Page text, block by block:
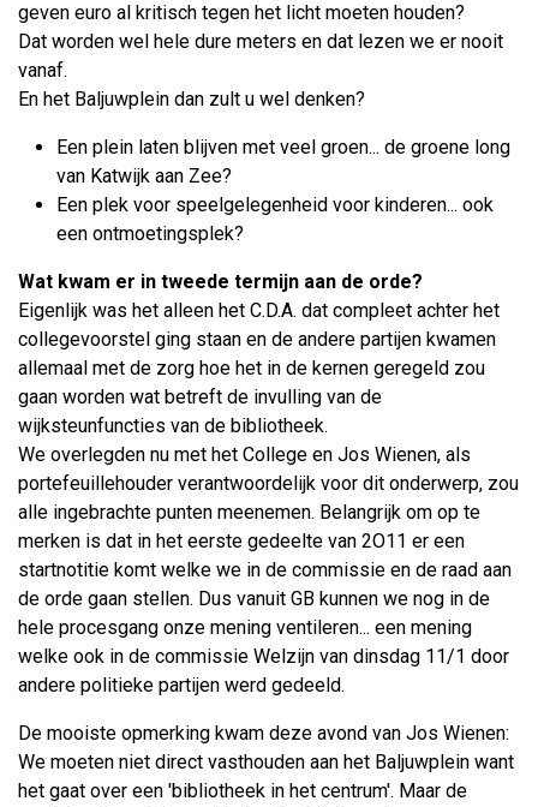
geven euro al kritisch tegen het licht moeten houden?
Dat worden wel hele dure meters en dat lezen we er nooit
vanaf.
En het Baljuwplein dan zult u wel denken?
Een plein laten blijven met veel groen... de groene long
van Katwijk aan Zee?
Een plek voor speelgelegenheid voor kinderen... ook
een ontmoetingsplek?
Wat kwam er in tweede termijn aan de orde?
Eigenlijk was het alleen het C.D.A. dat compleet achter het
collegevoorstel ging staan en de andere partijen kwamen
allemaal met de zorg hoe het in de kernen geregeld zou
gaan worden wat betreft de invulling van de
wijksteunfuncties van de bibliotheek.
We overlegden nu met het College en Jos Wienen, als
portefeuillehouder verantwoordelijk voor dit onderwerp, zou
alle ingebrachte punten meenemen. Belangrijk om op te
merken is dat in het eerste gedeelte van 2O11 er een
startnotitie komt welke we in de commissie en de raad aan
de orde gaan stellen. Dus vanuit GB kunnen we nog in de
hele procesgang onze mening ventileren... een mening
welke ook in de commissie Welzijn van dinsdag 11/1 door
andere politieke partijen werd gedeeld.
De mooiste opmerking kwam deze avond van Jos Wienen:
We moeten niet direct vasthouden aan het Baljuwplein want
het gaat over een 'bibliotheek in het centrum'. Maar de